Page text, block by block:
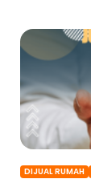
DIJUAL RUMAH